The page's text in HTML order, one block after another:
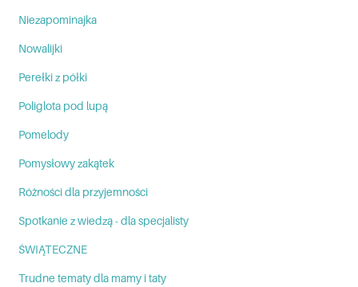
Niezapominajka
Nowalijki
Perełki z półki
Poliglota pod lupą
Pomelody
Pomysłowy zakątek
Różności dla przyjemności
Spotkanie z wiedzą - dla specjalisty
ŚWIĄTECZNE
Trudne tematy dla mamy i taty